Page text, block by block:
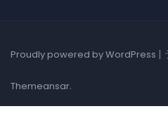
Proudly powered by WordPress |
Themeansar.